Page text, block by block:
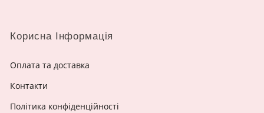
Корисна Інформація
Оплата та доставка
Контакти
Політика конфіденційності